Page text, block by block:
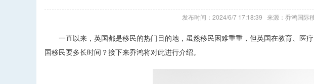
发布时间：2024/6/7 17:18:39 来源：乔鸿国际
一直以来，英国都是移民的热门目的地，虽然移民困难重重，但英国在教育、医
国移民要多长时间？接下来乔鸿将对此进行介绍。